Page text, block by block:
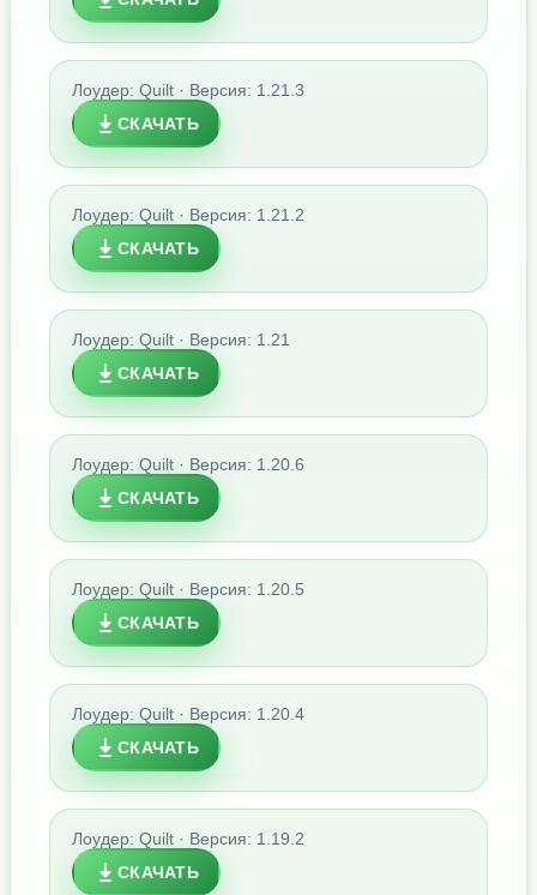
Лоудер: Quilt · Версия: 1.21.3
СКАЧАТЬ
Лоудер: Quilt · Версия: 1.21.2
СКАЧАТЬ
Лоудер: Quilt · Версия: 1.21
СКАЧАТЬ
Лоудер: Quilt · Версия: 1.20.6
СКАЧАТЬ
Лоудер: Quilt · Версия: 1.20.5
СКАЧАТЬ
Лоудер: Quilt · Версия: 1.20.4
СКАЧАТЬ
Лоудер: Quilt · Версия: 1.19.2
СКАЧАТЬ